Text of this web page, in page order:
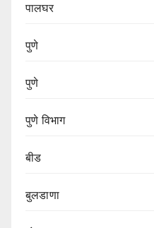
पालघर
पुणे
पुणे
पुणे विभाग‌
बीड
बुलडाणा